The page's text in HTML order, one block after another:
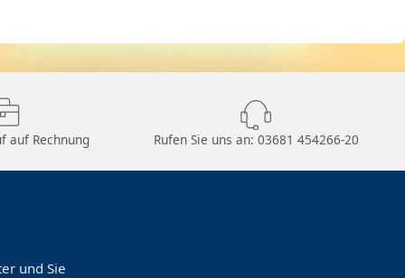
auf Rechnung Rufen Sie uns an: 03681 454266-20
und Sie